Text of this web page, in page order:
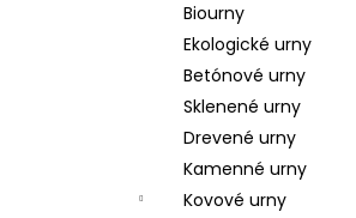
Biourny
Ekologické urny
Betónové urny
Sklenené urny
Drevené urny
Kamenné urny
Kovové urny